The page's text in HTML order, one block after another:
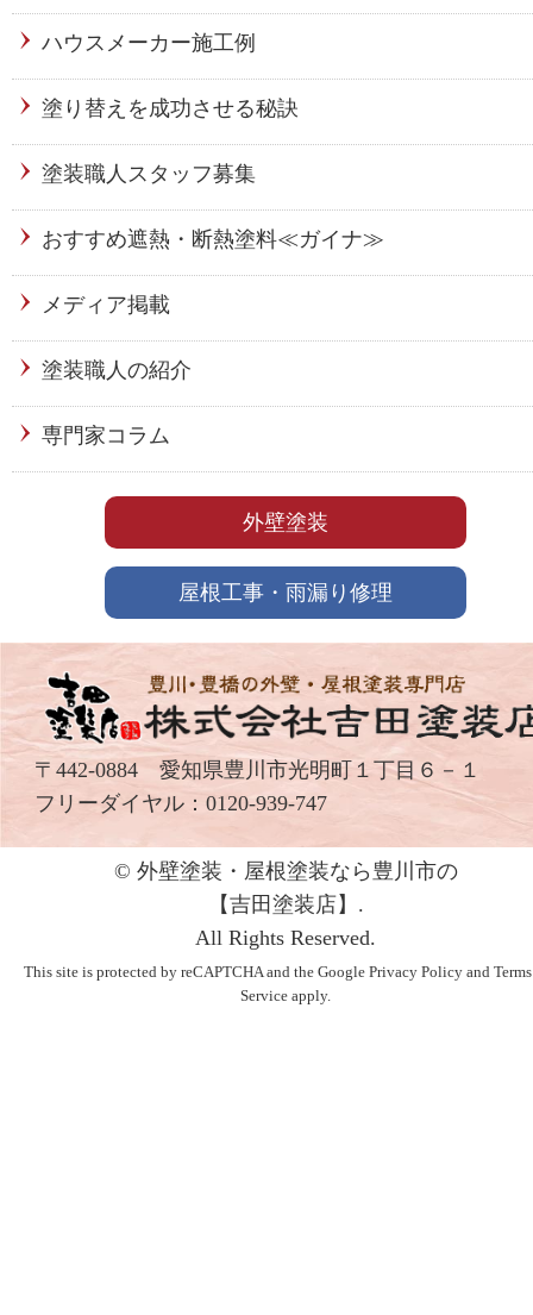
ハウスメーカー施工例
塗り替えを成功させる秘訣
塗装職人スタッフ募集
おすすめ遮熱・断熱塗料≪ガイナ≫
メディア掲載
塗装職人の紹介
専門家コラム
外壁塗装
屋根工事・雨漏り修理
〒442-0884 愛知県豊川市光明町１丁目６－１
フリーダイヤル： 0120-939-747
© 外壁塗装・屋根塗装なら豊川市の
【吉⽥塗装店】.
All Rights Reserved.
This site is protected by reCAPTCHA and the Google Privacy Policyand
Service apply.